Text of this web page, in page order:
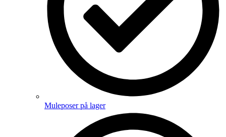
Muleposer på lager